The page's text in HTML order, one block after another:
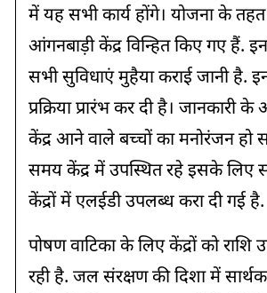
में यह सभी कार्य होंगे। योजना के
आंगनबाड़ी केंद्र विन्हित किए गए हैं.
सभी सुविधाएं मुहैया कराई जानी
प्रक्रिया प्रारंभ कर दी है। जानकारी
केंद्र आने वाले बच्चों का मनोरंजन हो
समय केंद्र में उपस्थित रहे इसके लिए
केंद्रों में एलईडी उपलब्ध करा दी गई है.
पोषण वाटिका के लिए केंद्रों को राशि
रही है. जल संरक्षण की दिशा में